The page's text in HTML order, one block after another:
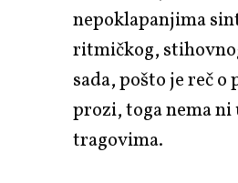
nepoklapanjima
ritmičkog,
sada, pošto je reč o
prozi, toga nema ni
tragovima.